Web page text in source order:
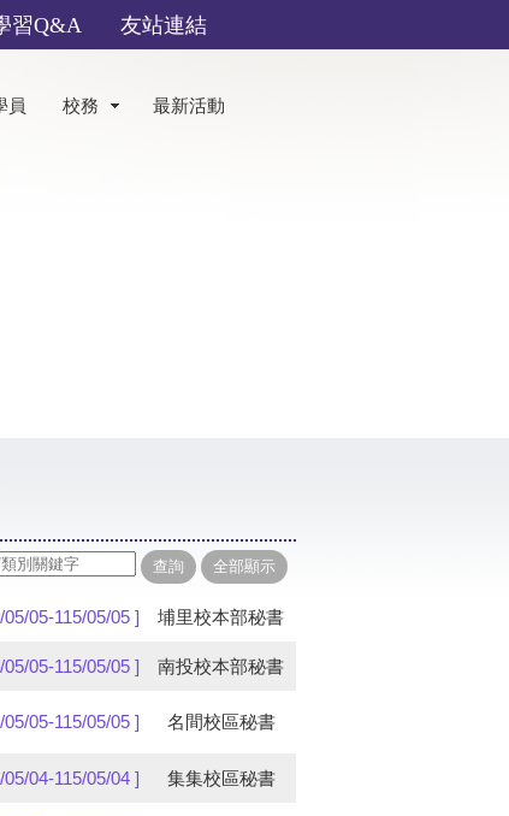
習Q&A 友站連結
員 校務 最新活動
05/05-115/05/05 ] 埔里校本部秘書
05/05-115/05/05 ] 南投校本部秘書
05/05-115/05/05 ] 名間校區秘書
05/04-115/05/04 ] 集集校區秘書